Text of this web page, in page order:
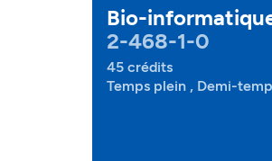
Bio-
2-468-1-0
45 crédits
Temps plein , Demi-